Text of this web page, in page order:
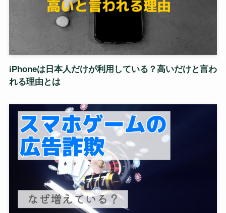
iPhoneは日本人だけが利用している？高いだけと言わ
れる理由とは